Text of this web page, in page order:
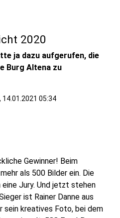
2020
ja dazu aufgerufen, die
Burg Altena zu
14.01.2021 05:34
Gewinner! Beim
als 500 Bilder ein. Die
Jury. Und jetzt stehen
ist Rainer Danne aus
sein kreatives Foto, bei dem